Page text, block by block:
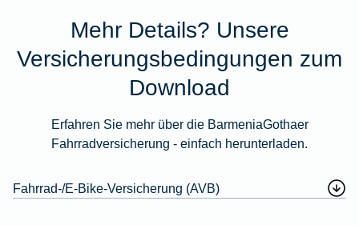
Mehr Details? Unsere
Versicherungsbedingungen zum
Download
Erfahren Sie mehr über die BarmeniaGothaer
Fahrradversicherung - einfach herunterladen.
Fahrrad-/E-Bike-Versicherung (AVB)